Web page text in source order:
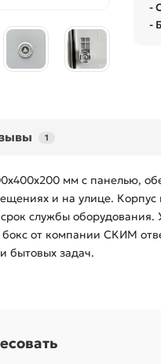
-
-
1
мм с панелью,
и на улице.
службы
от компании СКИМ
бытовых задач.